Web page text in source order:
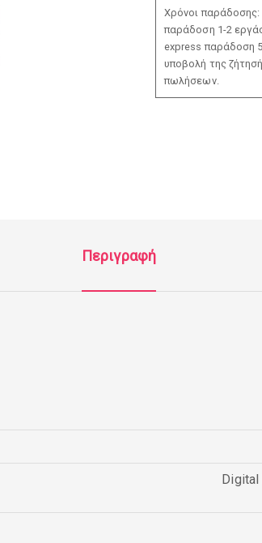
Χρόνοι
παράδοση 1-2
express παράδοση
υποβολή της
πωλήσεων.
Περιγραφή
Digital